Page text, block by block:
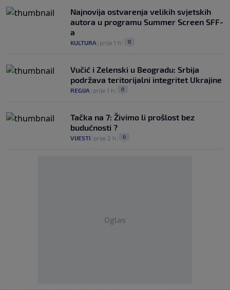
Najnovija ostvarenja velikih svjetskih
autora u programu Summer Screen SFF-
a
KULTURA prije 1 h 0
Vučić i Zelenski u Beogradu: Srbija
podržava teritorijalni integritet Ukrajine
REGIJA prije 1 h 0
Tačka na 7: Živimo li prošlost bez
budućnosti ?
VIJESTI prije 2 h 0
Oglas